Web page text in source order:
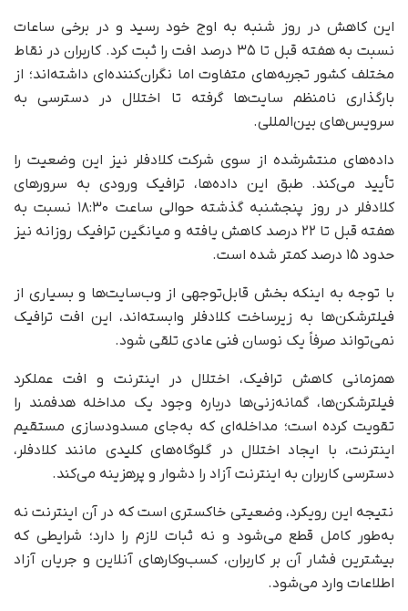
این کاهش در روز شنبه به اوج خود رسید و در برخی ساعات
نسبت به هفته قبل تا ۳۵ درصد افت را ثبت کرد. کاربران در نقاط
مختلف کشور تجربه‌های متفاوت اما نگران‌کننده‌ای داشته‌اند؛ از
بارگذاری نامنظم سایت‌ها گرفته تا اختلال در دسترسی به
سرویس‌های بین‌المللی.
داده‌های منتشرشده از سوی شرکت کلادفلر نیز این وضعیت را
تأیید می‌کند. طبق این داده‌ها، ترافیک ورودی به سرورهای
کلادفلر در روز پنجشنبه گذشته حوالی ساعت ۱۸:۳۰ نسبت به
هفته قبل تا ۲۲ درصد کاهش یافته و میانگین ترافیک روزانه نیز
حدود ۱۵ درصد کمتر شده است.
با توجه به اینکه بخش قابل‌توجهی از وب‌سایت‌ها و بسیاری از
فیلترشکن‌ها به زیرساخت کلادفلر وابسته‌اند، این افت ترافیک
نمی‌تواند صرفاً یک نوسان فنی عادی تلقی شود.
همزمانی کاهش ترافیک، اختلال در اینترنت و افت عملکرد
فیلترشکن‌ها، گمانه‌زنی‌ها درباره وجود یک مداخله هدفمند را
تقویت کرده است؛ مداخله‌ای که به‌جای مسدودسازی مستقیم
اینترنت، با ایجاد اختلال در گلوگاه‌های کلیدی مانند کلادفلر،
دسترسی کاربران به اینترنت آزاد را دشوار و پرهزینه می‌کند.
نتیجه این رویکرد، وضعیتی خاکستری است که در آن اینترنت نه
به‌طور کامل قطع می‌شود و نه ثبات لازم را دارد؛ شرایطی که
بیشترین فشار آن بر کاربران، کسب‌وکارهای آنلاین و جریان آزاد
اطلاعات وارد می‌شود.